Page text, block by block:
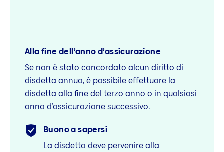
Alla fine dell’anno d’assicurazione
Se non è stato concordato alcun diritto di
disdetta annuo, è possibile effettuare la
disdetta alla fine del terzo anno o in qualsiasi
anno d’assicurazione successivo.
Buono a sapersi
La disdetta deve pervenire alla